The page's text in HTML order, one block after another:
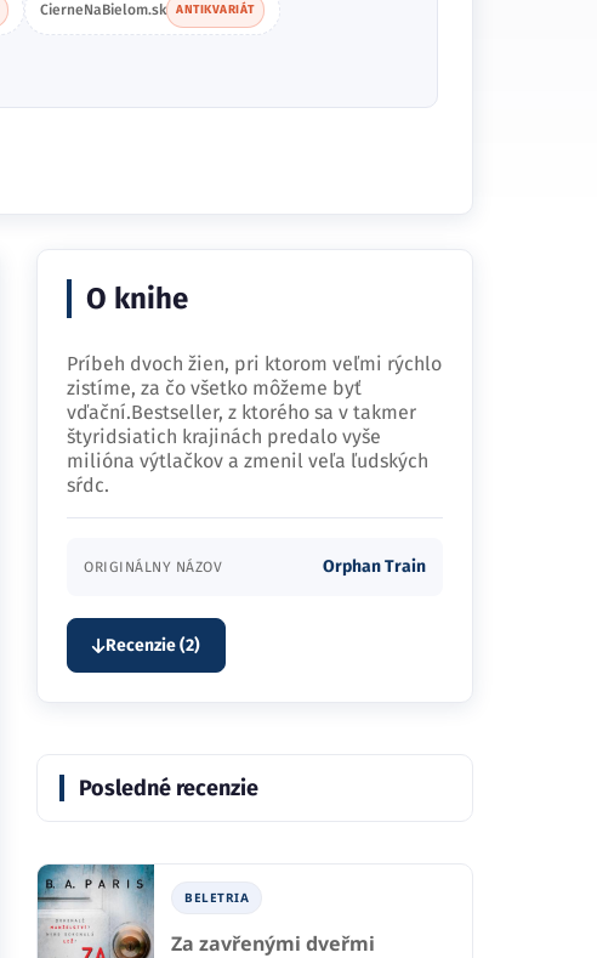
CierneNaBielom.sk ANTIKVARIÁT
O knihe
Príbeh dvoch žien, pri ktorom veľmi rýchlo
zistíme, za čo všetko môžeme byť
vďační.Bestseller, z ktorého sa v takmer
štyridsiatich krajinách predalo vyše
milióna výtlačkov a zmenil veľa ľudských
sŕdc.
ORIGINÁLNY NÁZOV Orphan Train
Recenzie (2)
Posledné recenzie
BELETRIA
Za zavřenými dveřmi